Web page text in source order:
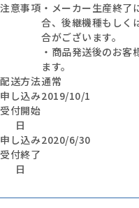
注意事項 ・メーカー生産終
合、後継機種もしく
合がございます。
・商品発送後のお
ます。
配送方法通常
申し込み
受付開始
日
2019/10/1
申し込み
受付終了
日
2020/6/30